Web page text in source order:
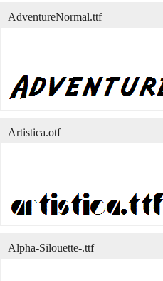
AdventureNormal.ttf
Artistica.otf
Alpha-Silouette-.ttf